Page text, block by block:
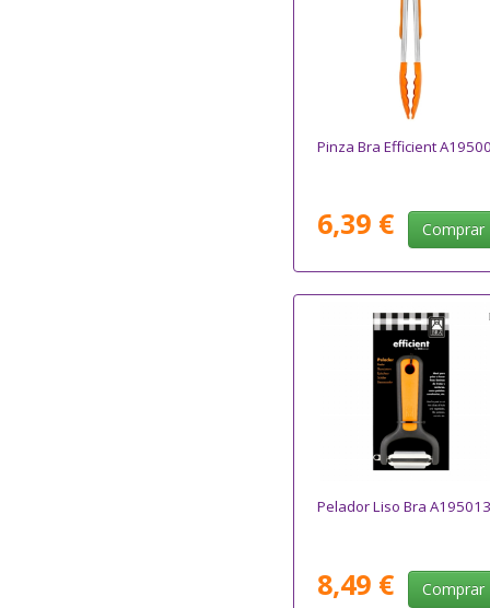
Pinza Bra Efficient
6,39 € Comprar
Pelador Liso Bra A195013
8,49 € Comprar